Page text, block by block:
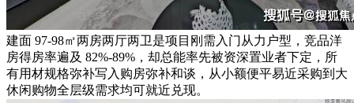
建面 97-98㎡两房两厅两卫是项目刚需入门从力户型，竞品洋
房得房率遍及 82%-89%，却总能率先被资深置业者下定，所
有用材规格弥补写入购房弥补和谈，从小额便平易近采购到大
休闲购物全层级需求均可就近兑现。